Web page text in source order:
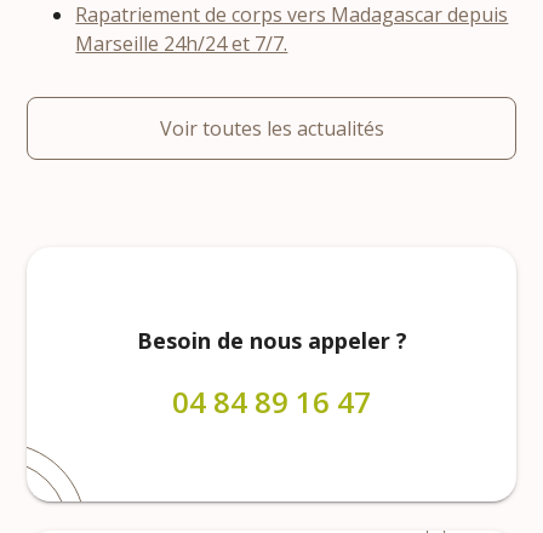
Rapatriement de corps vers Madagascar depuis
Marseille 24h/24 et 7/7.
Voir toutes les actualités
Besoin de nous appeler ?
04 84 89 16 47